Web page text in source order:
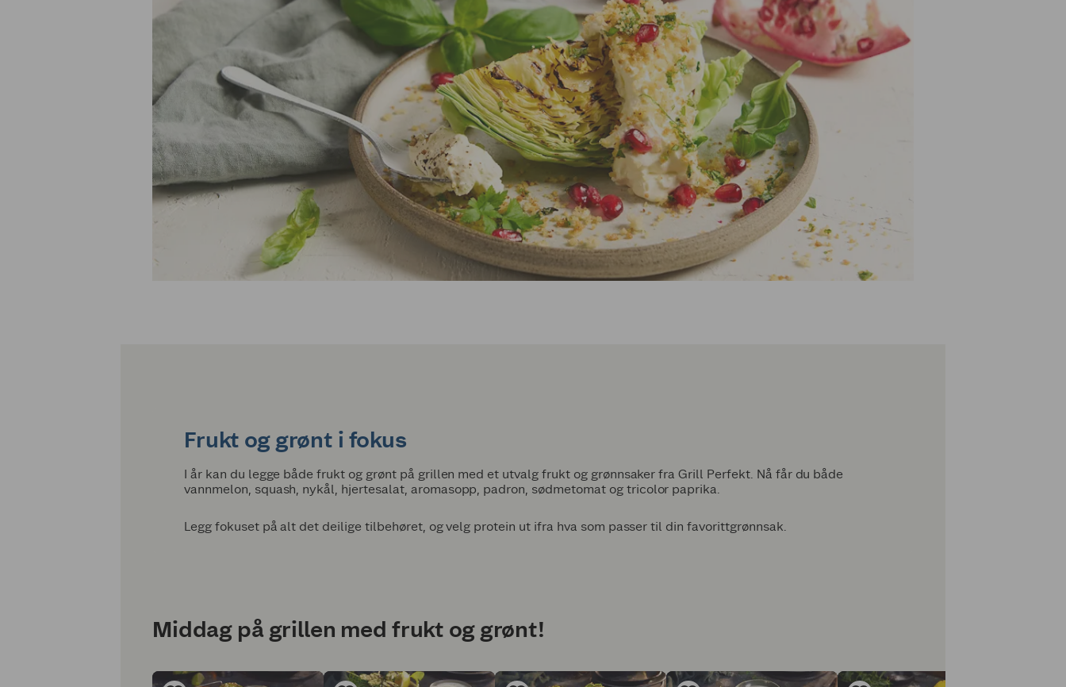
Frukt og grønt i fokus
I år kan du legge både frukt og grønt på grillen med et utvalg frukt og grønnsaker fra Grill Perfekt. Nå får du både
vannmelon, squash, nykål, hjertesalat, aromasopp, padron, sødmetomat og tricolor paprika.
Legg fokuset på alt det deilige tilbehøret, og velg protein ut ifra hva som passer til din favorittgrønnsak.
Middag på grillen med frukt og grønt!